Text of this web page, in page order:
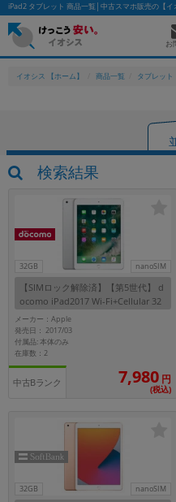
iPad2 タブレット 商品一覧│中古スマホ販売の【イ
お
イオシス 【ホーム】 商品一覧 タブレット
検索結果
32GB nanoSIM
【SIMロック解除済】【第5世代】 d
ocomo iPad2017 Wi-Fi+Cellular 32
GB シルバー MP1L2J/A A1823
メーカー：Apple
発売日： 2017/03
付属品: 本体のみ
在庫数：2
中古Bランク 7,980 円
(税込)
32GB nanoSIM
かんたんパソコン
フリーワード
人気の検索ワード： Let's noteEliteBook
商品ジャンルの絞り込み
「スマートフォン」「タブレット」など
シリーズ
商品シリーズ名・ブランド名の絞り込み。
「iPhone」「Xperia」「Galaxy」など
「Apple」「SONY」「SHARP」など
機能・特徴
商品の搭載機能による絞り込み
「5G対応」「防水」「ワンセグ」など